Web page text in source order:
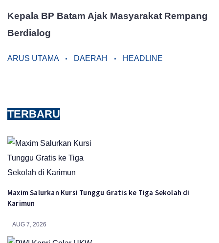
Kepala BP Batam Ajak Masyarakat Rempang
Berdialog
ARUS UTAMA DAERAH HEADLINE
TERBARU
Maxim Salurkan Kursi Tunggu Gratis ke Tiga Sekolah di
Karimun
AUG 7, 2026